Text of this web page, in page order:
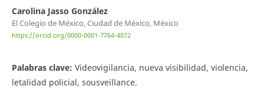
Carolina Jasso González
El Colegio de México, Ciudad de México, México
https://orcid.org/0000-0001-7764-4072
Palabras clave: Videovigilancia, nueva visibilidad, violencia,
letalidad policial, sousveillance.